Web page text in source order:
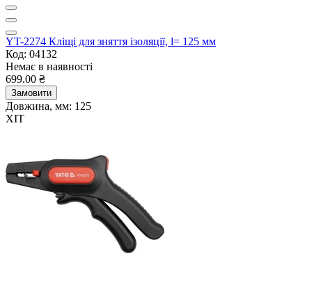
YT-2274 Кліщі для зняття ізоляції, l= 125 мм
Код: 04132
Немає в наявності
699.00 ₴
Замовити
Довжина, мм: 125
ХІТ